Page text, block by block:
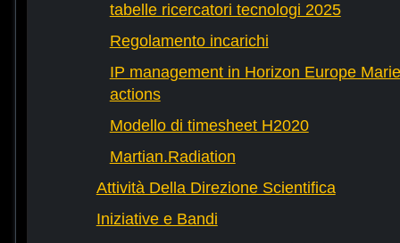
tabelle ricercatori tecnologi 2025
Regolamento incarichi
IP management in Horizon Europe
actions
Modello di timesheet H2020
Martian.Radiation
Attività Della Direzione Scientifica
Iniziative e Bandi